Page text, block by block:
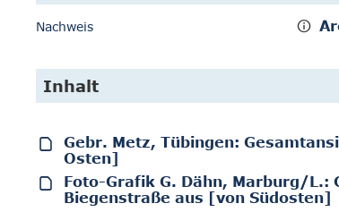
Nachweis
Inhalt
Gebr. Metz, Tübingen:
Osten]
Foto-Grafik G. Dähn, Marburg/L.:
Biegenstraße aus [von Südosten]